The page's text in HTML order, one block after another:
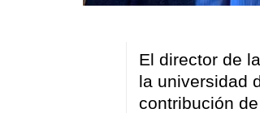
El director de
la universidad
contribución